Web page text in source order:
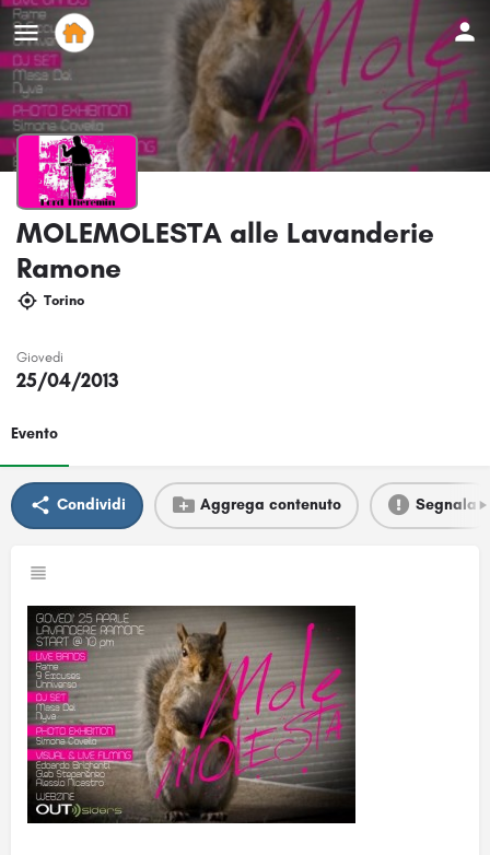
MOLEMOLESTA alle Lavanderie
Ramone
Torino
Giovedi
25/04/2013
Evento
Condividi Aggrega contenuto Segnala